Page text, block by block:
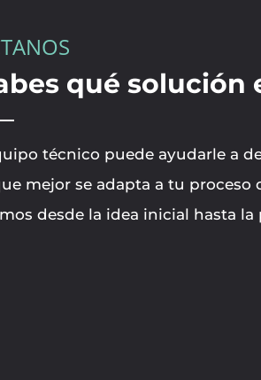
qué solución
técnico puede ayudarle a
mejor se adapta a tu proceso
desde la idea inicial hasta la